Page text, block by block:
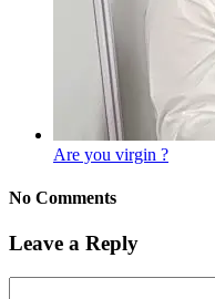
Are you virgin ?
No Comments
Leave a Reply